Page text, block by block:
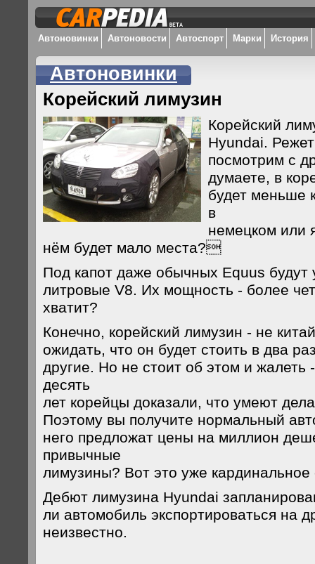
Автоновинки Автоновости Автоспорт Марки История
Автоновинки
Корейский лимузин
Корейский
Hyundai.
посмотрим с
думаете, в
будет меньше
в
немецком или
нём будет мало места?
Под капот даже обычных Equus будут
литровые V8. Их мощность - более
хватит?
Конечно, корейский лимузин - не
ожидать, что он будет стоить в два
другие. Но не стоит об этом и жалеть
десять
лет корейцы доказали, что умеют
Поэтому вы получите нормальный
него предложат цены на миллион
привычные
лимузины? Вот это уже кардинальное
Дебют лимузина Hyundai
ли автомобиль экспортироваться на
неизвестно.